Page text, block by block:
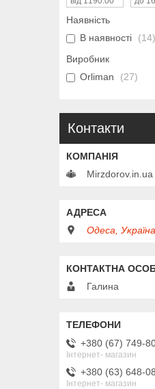
Наявність
В наявності
14
Виробник
Orliman
27
Контакти
Mirzdorov.in.ua
Одеса, Україна
Галина
+380 (67) 749-
Інтернет- магазин
+380 (63) 648-
Інтернет- магазин